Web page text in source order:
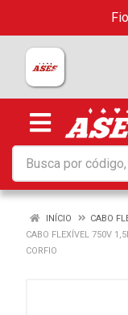
INÍCIO CABO
CABO FLEXÍVEL 750V
CORFIO